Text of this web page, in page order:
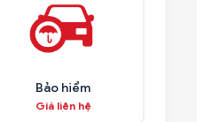
Bảo hiểm
Giá liên hệ